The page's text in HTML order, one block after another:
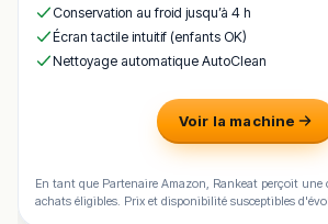
nous aider en vous rendant sur :
établissement
Conservation au froid jusqu’à 4 h
Écran tactile intuitif (enfants OK)
Nettoyage automatique AutoClean
Voir la machine
En tant que Partenaire Amazon, Rankeat perçoit une
achats éligibles. Prix et disponibilité susceptibles